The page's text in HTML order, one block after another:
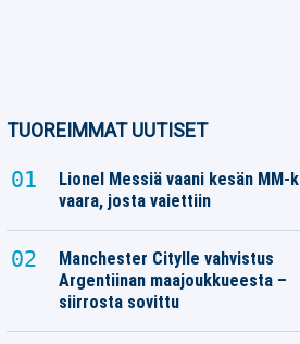
TUOREIMMAT UUTISET
Lionel Messiä vaani kesän MM-
vaara, josta vaiettiin
Manchester Citylle vahvistus
Argentiinan maajoukkueesta –
siirrosta sovittu